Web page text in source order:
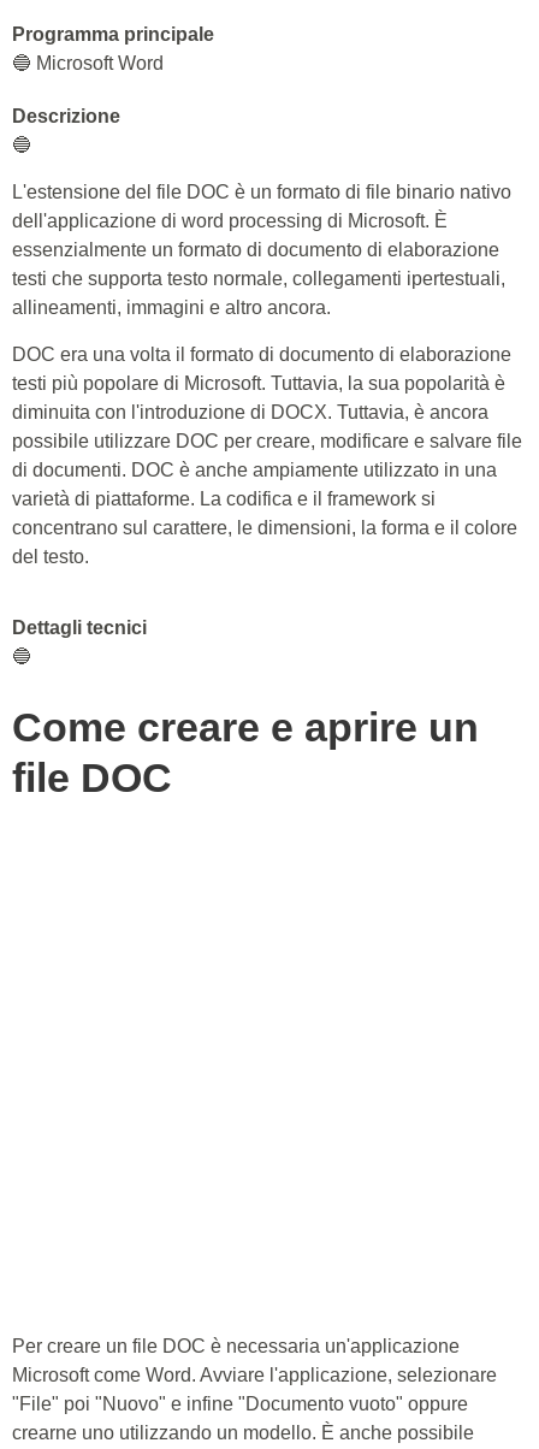
Programma principale
🔵 Microsoft Word
Descrizione
🔵
L'estensione del file DOC è un formato di file binario nativo
dell'applicazione di word processing di Microsoft. È
essenzialmente un formato di documento di elaborazione
testi che supporta testo normale, collegamenti ipertestuali,
allineamenti, immagini e altro ancora.
DOC era una volta il formato di documento di elaborazione
testi più popolare di Microsoft. Tuttavia, la sua popolarità è
diminuita con l'introduzione di DOCX. Tuttavia, è ancora
possibile utilizzare DOC per creare, modificare e salvare file
di documenti. DOC è anche ampiamente utilizzato in una
varietà di piattaforme. La codifica e il framework si
concentrano sul carattere, le dimensioni, la forma e il colore
del testo.
Dettagli tecnici
🔵
Come creare e aprire un
file DOC
Per creare un file DOC è necessaria un'applicazione
Microsoft come Word. Avviare l'applicazione, selezionare
"File" poi "Nuovo" e infine "Documento vuoto" oppure
crearne uno utilizzando un modello. È anche possibile